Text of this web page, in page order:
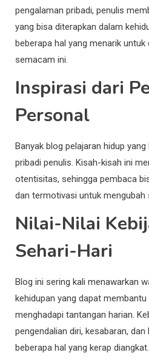
pengalaman pribadi, penulis
yang bisa diterapkan dalam
beberapa hal yang menarik untuk
semacam ini.
Inspirasi dari
Personal
Banyak blog pelajaran hidup
pribadi penulis. Kisah-kisah ini
otentisitas, sehingga pembaca
dan termotivasi untuk mengubah
Nilai-Nilai
Sehari-Hari
Blog ini sering kali menawarkan
kehidupan yang dapat
menghadapi tantangan harian.
pengendalian diri, kesabaran,
beberapa hal yang kerap diangkat.